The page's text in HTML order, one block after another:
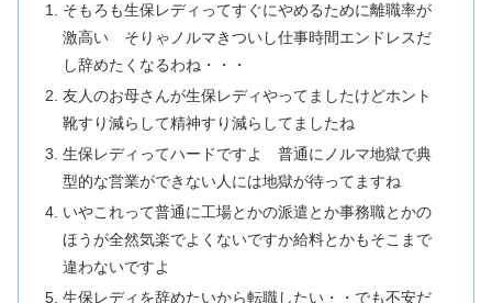
そもろも生保レディってすぐにやめるために離職率が
激高い そりゃノルマきついし仕事時間エンドレスだ
し辞めたくなるわね・・・
友人のお母さんが生保レディやってましたけどホント
靴すり減らして精神すり減らしてましたね
生保レディってハードですよ 普通にノルマ地獄で典
型的な営業ができない人には地獄が待ってますね
いやこれって普通に工場とかの派遣とか事務職とかの
ほうが全然気楽でよくないですか給料とかもそこまで
違わないですよ
生保レディを辞めたいから転職したい・・でも不安だ